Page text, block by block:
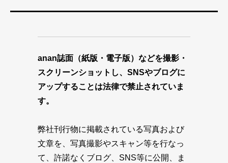
anan誌面（紙版・電子版）などを撮影・
スクリーンショットし、SNSやブログに
アップすることは法律で禁止されていま
す。
弊社刊行物に掲載されている写真および
文章を、写真撮影やスキャン等を行なっ
て、許諾なくブログ、SNS等に公開、ま